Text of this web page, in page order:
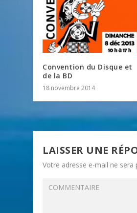
Convention du Disque et
de la BD
18 novembre 2014
LAISSER UNE
Votre adresse e-mail ne sera